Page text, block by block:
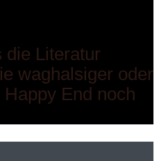
die Literatur
waghalsiger oder
End noch